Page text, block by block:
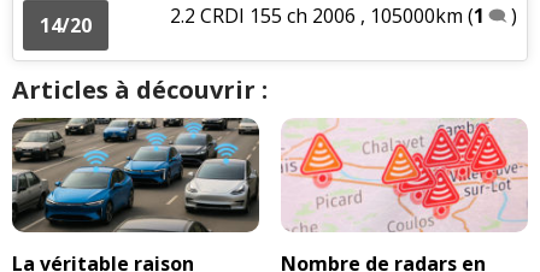
14/20 2.2 CRDI 155 ch 2006 , 105000km (1 )
Articles à découvrir :
La véritable raison
Nombre de radars en